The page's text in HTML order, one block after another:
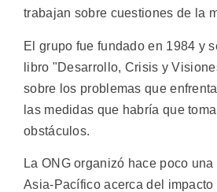
trabajan sobre cuestiones de la
El grupo fue fundado en 1984 y
libro "Desarrollo, Crisis y
sobre los problemas que
las medidas que habría que
obstáculos.
La ONG organizó hace poco
Asia-Pacífico acerca del